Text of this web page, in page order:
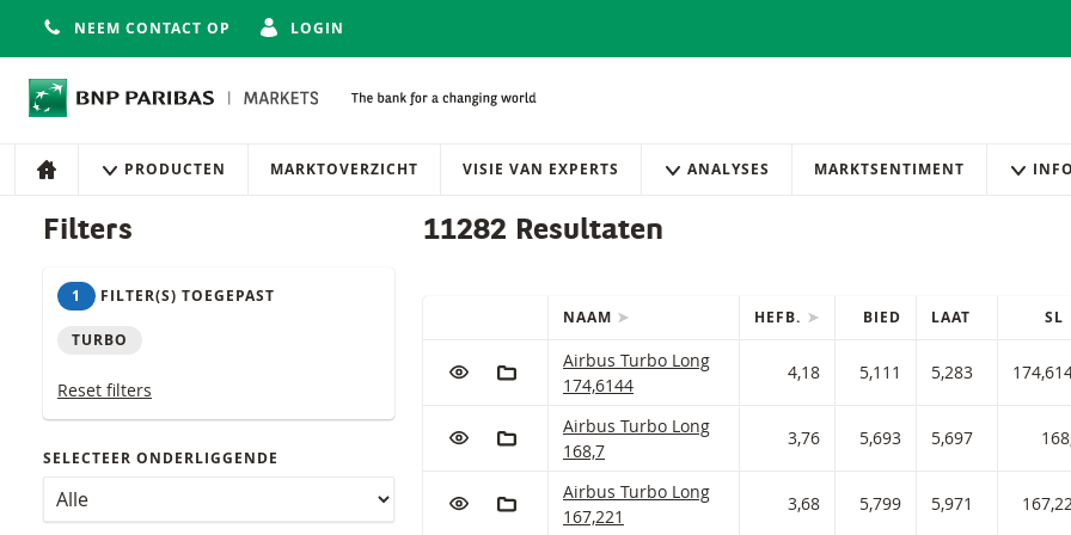
NEEM CONTACT OP LOGIN
Navigatie
Site navigatie
HOME PRODUCTEN MARKTOVERZICHT VISIE VAN EXPERTS ANALYSES MARKTSENTIMENT
Producten
Filters
1 FILTER(S) TOEGEPAST
TURBO
Reset filters
SELECTEER ONDERLIGGENDE
11282 Resultaten
Tabel met (gefilterde) producten.
NAAM HEFB. BIED LAAT SL
VOEG TOE AAN WATCHLIST
AAN PORTFOLIO TOEVOEGEN
Airbus Turbo Long Met stop loss-niveau 174,614 en hefboom
Airbus Turbo Long
174,6144
4,18 5,111 5,283
VOEG TOE AAN WATCHLIST
AAN PORTFOLIO TOEVOEGEN
Airbus Turbo Long Met stop loss-niveau 168,7 en hefboom 3,76
Airbus Turbo Long
168,7
3,76 5,693 5,697
VOEG TOE AAN WATCHLIST
AAN PORTFOLIO TOEVOEGEN
Airbus Turbo Long Met stop loss-niveau 167,221 en hefboom
Airbus Turbo Long
167,221
3,68 5,799 5,971